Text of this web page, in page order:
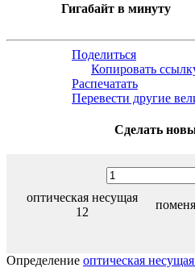
Гигабайт в минуту
Поделиться
Копировать
Распечатать
Перевести другие
Сделать
оптическая несущая
12
Определение оптическая